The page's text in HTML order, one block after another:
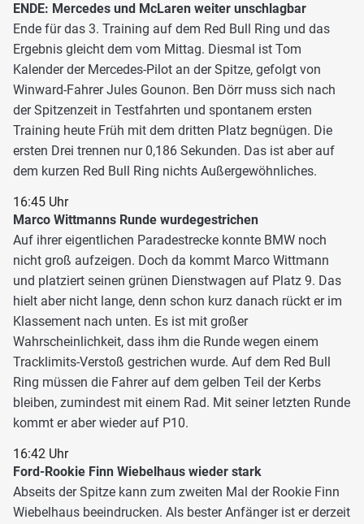
ENDE: Mercedes und McLaren weiter unschlagbar
Ende für das 3. Training auf dem Red Bull Ring und das
Ergebnis gleicht dem vom Mittag. Diesmal ist Tom
Kalender der Mercedes-Pilot an der Spitze, gefolgt von
Winward-Fahrer Jules Gounon. Ben Dörr muss sich nach
der Spitzenzeit in Testfahrten und spontanem ersten
Training heute Früh mit dem dritten Platz begnügen. Die
ersten Drei trennen nur 0,186 Sekunden. Das ist aber auf
dem kurzen Red Bull Ring nichts Außergewöhnliches.
16:45 Uhr
Marco Wittmanns Runde wurdegestrichen
Auf ihrer eigentlichen Paradestrecke konnte BMW noch
nicht groß aufzeigen. Doch da kommt Marco Wittmann
und platziert seinen grünen Dienstwagen auf Platz 9. Das
hielt aber nicht lange, denn schon kurz danach rückt er im
Klassement nach unten. Es ist mit großer
Wahrscheinlichkeit, dass ihm die Runde wegen einem
Tracklimits-Verstoß gestrichen wurde. Auf dem Red Bull
Ring müssen die Fahrer auf dem gelben Teil der Kerbs
bleiben, zumindest mit einem Rad. Mit seiner letzten Runde
kommt er aber wieder auf P10.
16:42 Uhr
Ford-Rookie Finn Wiebelhaus wieder stark
Abseits der Spitze kann zum zweiten Mal der Rookie Finn
Wiebelhaus beeindrucken. Als bester Anfänger ist er derzeit